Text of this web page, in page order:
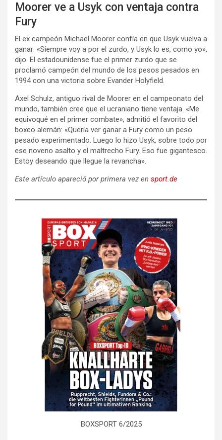
Moorer ve a Usyk con ventaja contra
Fury
El ex campeón Michael Moorer confía en que Usyk vuelva a
ganar: «Siempre voy a por el zurdo, y Usyk lo es, como yo»,
dijo. El estadounidense fue el primer zurdo que se
proclamó campeón del mundo de los pesos pesados en
1994 con una victoria sobre Evander Holyfield.
Axel Schulz, antiguo rival de Moorer en el campeonato del
mundo, también cree que el ucraniano tiene ventaja. «Me
equivoqué en el primer combate», admitió el favorito del
boxeo alemán: «Quería ver ganar a Fury como un peso
pesado experimentado. Luego lo hizo Usyk, sobre todo por
ese noveno asalto y el maltrecho Fury. Eso fue gigantesco.
Estoy deseando que llegue la revancha».
Este artículo apareció por primera vez en sport.de
BOXSPORT 6/2025